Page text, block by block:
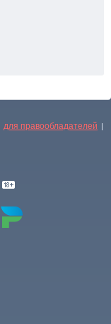
для правообладателей |